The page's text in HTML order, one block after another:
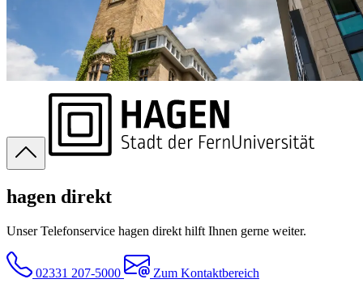
hagen direkt
Unser Telefonservice hagen direkt hilft Ihnen gerne weiter.
02331 207-5000 Zum Kontaktbereich